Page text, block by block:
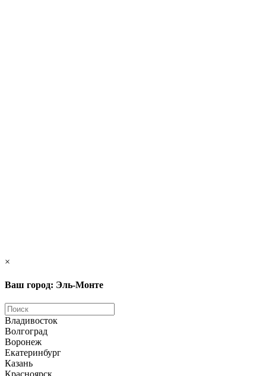
×
Ваш город: Эль-Монте
Владивосток
Волгоград
Воронеж
Екатеринбург
Казань